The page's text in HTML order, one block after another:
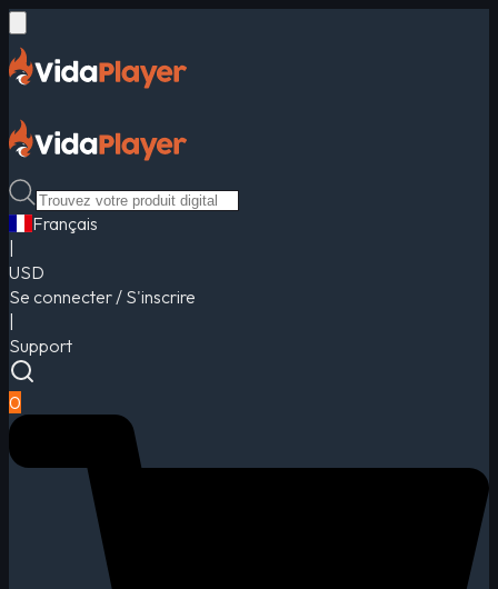
Français
USD
Se connecter / S'inscrire
Support
0